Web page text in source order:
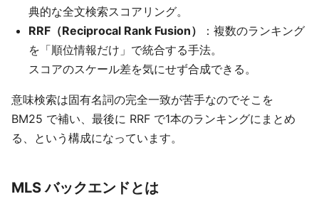
典的な全文検索スコアリング。
RRF（Reciprocal Rank Fusion）
：複数のランキング
を「順位情報だけ」で統合する手法。
スコアのスケール差を気にせず合成できる。
意味検索は固有名詞の完全一致が苦手なのでそこを
BM25 で補い、最後に RRF で1本のランキングにまとめ
る、という構成になっています。
MLS バックエンドとは